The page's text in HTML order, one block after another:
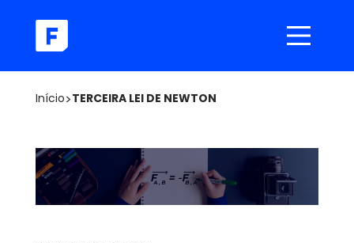
Início>TERCEIRA LEI DE NEWTON